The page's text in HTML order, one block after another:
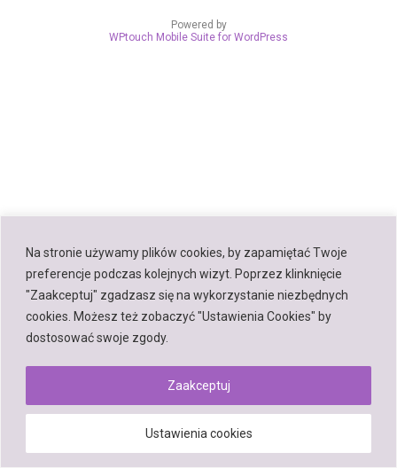
Na stronie używamy plików cookies, by zapamiętać Twoje
preferencje podczas kolejnych wizyt. Poprzez klinknięcie
"Zaakceptuj" zgadzasz się na wykorzystanie niezbędnych
cookies. Możesz też zobaczyć "Ustawienia Cookies" by
dostosować swoje zgody.
Ustawienia cookies
Zaakceptuj
Powered by
WPtouch Mobile Suite for WordPress